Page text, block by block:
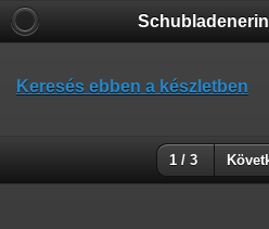
Keresés ebben a készletben
1 / 3